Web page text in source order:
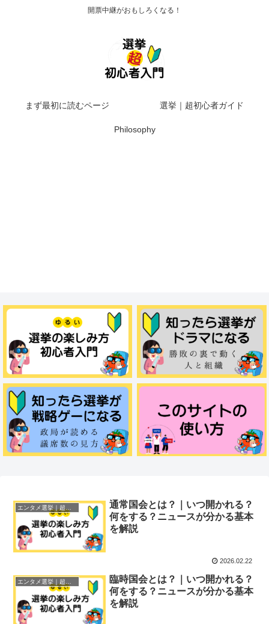
開票中継がおもしろくなる！
まず最初に読むページ 選挙｜超初心者ガイド
Philosophy
通常国会とは？｜いつ開かれる？
何をする？ニュースが分かる基本
を解説
2026.02.22
エンタメ選挙｜超初心者ガイド
臨時国会とは？｜いつ開かれる？
何をする？ニュースが分かる基本
を解説